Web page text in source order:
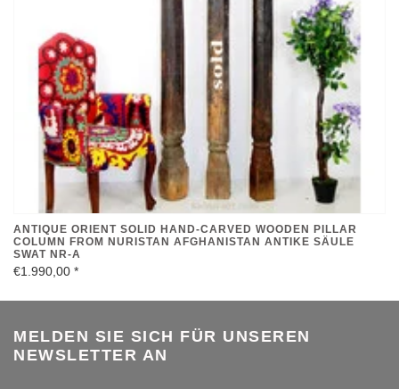
ANTIQUE ORIENT SOLID HAND-CARVED WOODEN PILLAR
COLUMN FROM NURISTAN AFGHANISTAN ANTIKE SÄULE
SWAT NR-A
€1.990,00 *
MELDEN SIE SICH FÜR UNSEREN
NEWSLETTER AN